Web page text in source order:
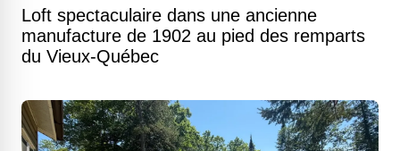
Loft spectaculaire dans une ancienne
manufacture de 1902 au pied des remparts
du Vieux-Québec